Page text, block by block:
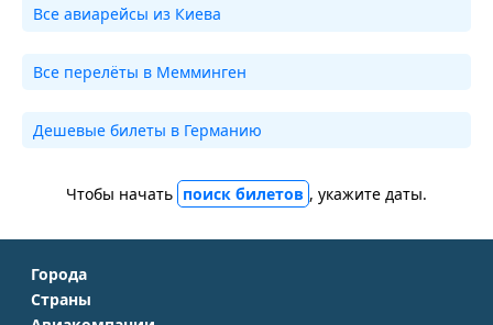
Все авиарейсы из Киева
Все перелёты в Мемминген
Дешевые билеты в Германию
Чтобы начать поиск билетов , укажите даты.
Города
Москва
Страны